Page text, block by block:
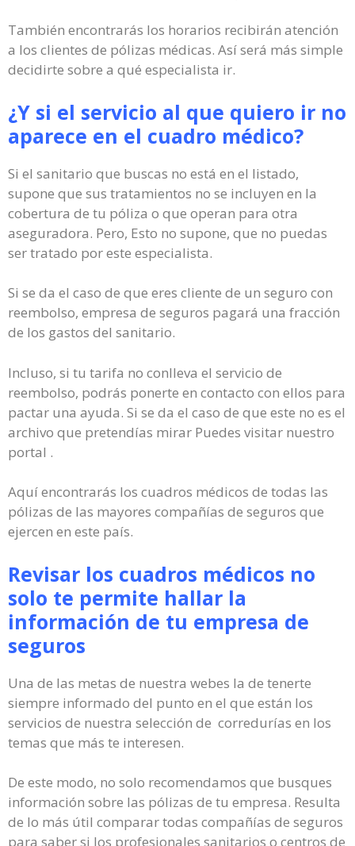
También encontrarás los horarios recibirán atención
a los clientes de pólizas médicas. Así será más simple
decidirte sobre a qué especialista ir.
¿Y si el servicio al que quiero ir no
aparece en el cuadro médico?
Si el sanitario que buscas no está en el listado,
supone que sus tratamientos no se incluyen en la
cobertura de tu póliza o que operan para otra
aseguradora. Pero, Esto no supone, que no puedas
ser tratado por este especialista.
Si se da el caso de que eres cliente de un seguro con
reembolso, empresa de seguros pagará una fracción
de los gastos del sanitario.
Incluso, si tu tarifa no conlleva el servicio de
reembolso, podrás ponerte en contacto con ellos para
pactar una ayuda. Si se da el caso de que este no es el
archivo que pretendías mirar Puedes visitar nuestro
portal .
Aquí encontrarás los cuadros médicos de todas las
pólizas de las mayores compañías de seguros que
ejercen en este país.
Revisar los cuadros médicos no
solo te permite hallar la
información de tu empresa de
seguros
Una de las metas de nuestra webes la de tenerte
siempre informado del punto en el que están los
servicios de nuestra selección de corredurías en los
temas que más te interesen.
De este modo, no solo recomendamos que busques
información sobre las pólizas de tu empresa. Resulta
de lo más útil comparar todas compañías de seguros
para saber si los profesionales sanitarios o centros de